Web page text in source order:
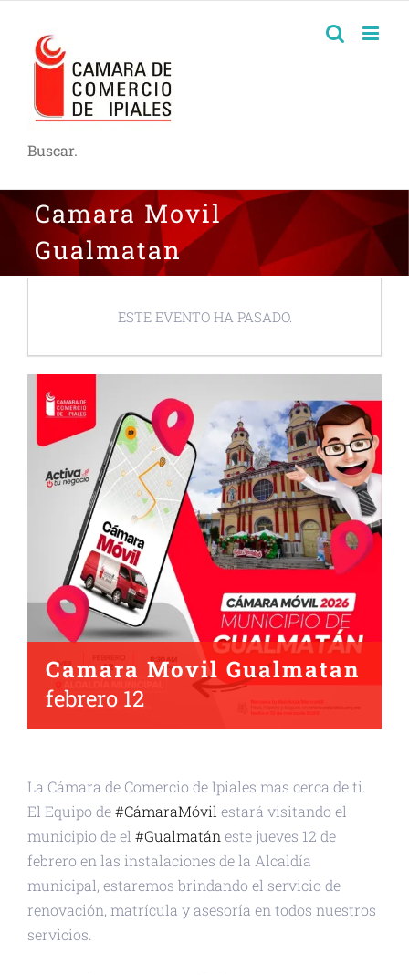
Buscar.
Camara Movil
Gualmatan
ESTE EVENTO HA PASADO.
Camara Movil Gualmatan
febrero 12
La Cámara de Comercio de Ipiales mas cerca de ti.
El Equipo de#CámaraMóvil estará visitando el
municipio de el #Gualmatán este jueves 12 de
febrero en las instalaciones de la Alcaldía
municipal, estaremos brindando el servicio de
renovación, matrícula y asesoría en todos nuestros
servicios.